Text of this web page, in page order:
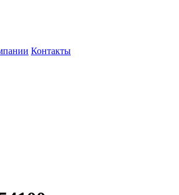
Контакты